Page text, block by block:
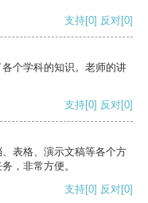
支持[0] 反对[0]
个学科的知识。老师的讲
支持[0] 反对[0]
表格、演示文稿等各个方
，非常方便。
支持[0] 反对[0]